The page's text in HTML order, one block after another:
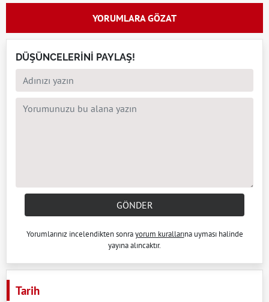
YORUMLARA GÖZAT
DÜŞÜNCELERİNİ PAYLAŞ!
GÖNDER
Yorumlarınız incelendikten sonrayorum kurallarına uyması halinde
yayına alıncaktır.
Tarih